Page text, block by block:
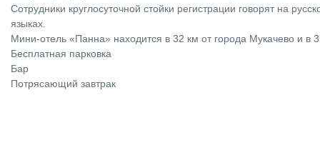
Сотрудники круглосуточной стойки регистрации говорят на
языках.
Мини-отель «Панна» находится в 32 км от города Мукачево и в
Бесплатная парковка
Бар
Потрясающий завтрак